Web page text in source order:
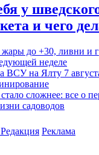
у
и чего
до +30, ливни и
неделе
ВСУ на Ялту 7
сложнее: все о
садоводов
Редакция Реклама